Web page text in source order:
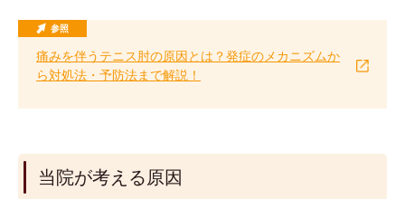
参照
痛みを伴うテニス肘の原因とは？発症のメカニズムか
ら対処法・予防法まで解説！
当院が考える原因